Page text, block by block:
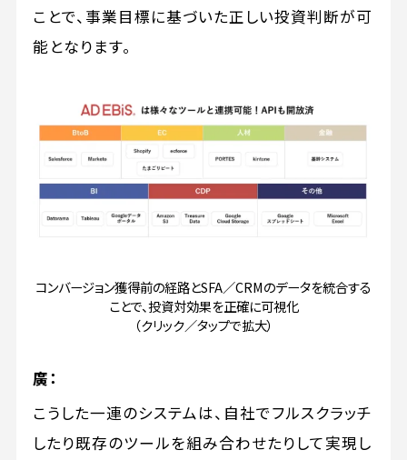
ことで、事業目標に基づいた正しい投資判断が可
能となります。
コンバージョン獲得前の経路とSFA／CRMのデータを統合する
ことで、投資対効果を正確に可視化
（クリック／タップで拡大）
廣：
こうした一連のシステムは、自社でフルスクラッチ
したり既存のツールを組み合わせたりして実現し